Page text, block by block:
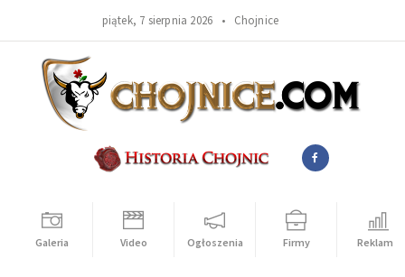
piątek, 7 sierpnia 2026 • Chojnice
Galeria Video Ogłoszenia Firmy Reklama